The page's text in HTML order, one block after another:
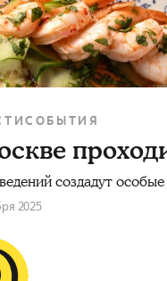
СОБЫТИЯ
создадут
2025